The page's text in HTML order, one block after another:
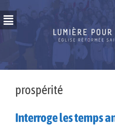
prospérité
Interroge les temps